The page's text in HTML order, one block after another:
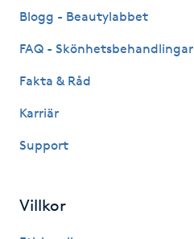
Hårvård
Hälsprickor
Blogg - Beautylabbet
FAQ - Skönhetsbehandlingar
Fakta & Råd
Karriär
Support
Villkor